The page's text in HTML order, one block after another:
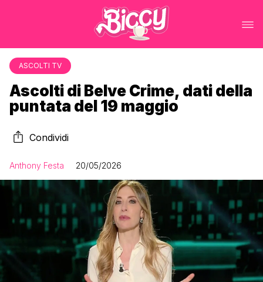
ASCOLTI TV
Ascolti di Belve Crime, dati della
puntata del 19 maggio
Condividi
Anthony Festa 20/05/2026